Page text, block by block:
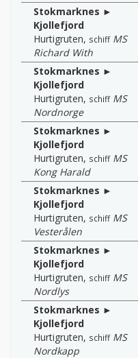
Stokmarknes ►
Kjollefjord
Hurtigruten, schiff MS
Richard With
Stokmarknes ►
Kjollefjord
Hurtigruten, schiff MS
Nordnorge
Stokmarknes ►
Kjollefjord
Hurtigruten, schiff MS
Kong Harald
Stokmarknes ►
Kjollefjord
Hurtigruten, schiff MS
Vesterålen
Stokmarknes ►
Kjollefjord
Hurtigruten, schiff MS
Nordlys
Stokmarknes ►
Kjollefjord
Hurtigruten, schiff MS
Nordkapp